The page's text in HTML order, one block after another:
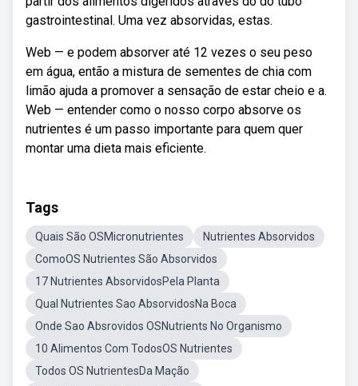
gastrointestinal. Uma vez absorvidas, estas.
Web — e podem absorver até 12 vezes o seu peso
em água, então a mistura de sementes de chia com
limão ajuda a promover a sensação de estar cheio e a.
Web — entender como o nosso corpo absorve os
nutrientes é um passo importante para quem quer
montar uma dieta mais eficiente.
Tags
Quais São OSMicronutrientes
Nutrientes Absorvidos
ComoOS Nutrientes São Absorvidos
17 Nutrientes AbsorvidosPela Planta
Qual Nutrientes Sao AbsorvidosNa Boca
Onde Sao Absrovidos OSNutrients No Organismo
10 Alimentos Com TodosOS Nutrientes
Todos OS NutrientesDa Mação